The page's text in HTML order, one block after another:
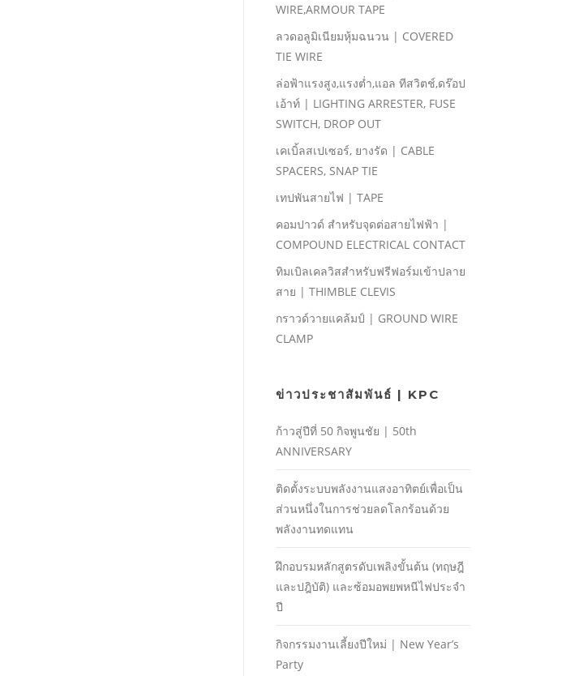
WIRE,ARMOUR TAPE
ลวดอลูมิเนียมหุ้มฉนวน | COVERED
TIE WIRE
ล่อฟ้าแรงสูง,แรงตํ่า,แอล ทีสวิตช์,ดร๊อป
เอ้าท์ | LIGHTING ARRESTER, FUSE
SWITCH, DROP OUT
เคเบิ้ลสเปเซอร์, ยางรัด | CABLE
SPACERS, SNAP TIE
เทปพันสายไฟ | TAPE
คอมปาวด์ สําหรับจุดต่อสายไฟฟ้า |
COMPOUND ELECTRICAL CONTACT
ทิมเบิลเคลวิสสําหรับฟรีฟอร์มเข้าปลาย
สาย | THIMBLE CLEVIS
กราวด์วายแคล้มป์ | GROUND WIRE
CLAMP
ข่าวประชาสัมพันธ์ | KPC
ก้าวสู่ปีที่ 50 กิจพูนชัย | 50th
ANNIVERSARY
ติดตั้งระบบพลังงานแสงอาทิตย์เพื่อเป็น
ส่วนหนึ่งในการช่วยลดโลกร้อนด้วย
พลังงานทดแทน
ฝึกอบรมหลักสูตรดับเพลิงขั้นต้น (ทฤษฎี
และปฎิบัติ) และซ้อมอพยพหนีไฟประจํา
ปี
กิจกรรมงานเลี้ยงปีใหม่ | New Year’s
Party